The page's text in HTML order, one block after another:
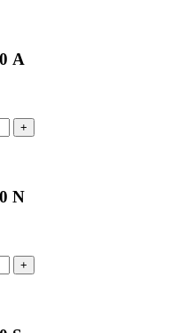
A
+
N
+